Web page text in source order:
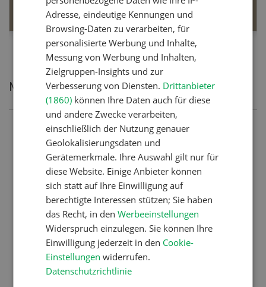
Meistgelesene Artikel
Nutztiere
Schweizer Kuhnamen: Liste
von A-Z
Betriebsführung
Ressourcen: Mit Fäusten
gegen die Alters-Sichtigkeit
Adresse, eindeutige Kennungen und
Browsing-Daten zu verarbeiten, für
personalisierte Werbung und Inhalte,
Messung von Werbung und Inhalten,
Zielgruppen-Insights und zur
Verbesserung von Diensten. Drittanbieter
(1860) können Ihre Daten auch für diese
und andere Zwecke verarbeiten,
einschließlich der Nutzung genauer
Geolokalisierungsdaten und
Gerätemerkmale. Ihre Auswahl gilt nur für
diese Website. Einige Anbieter können
sich statt auf Ihre Einwilligung auf
berechtigte Interessen stützen; Sie haben
das Recht, in denWerbeeinstellungen
Widerspruch einzulegen. Sie können Ihre
Einwilligung jederzeit in den Cookie-
Einstellungen widerrufen.
Datenschutzrichtlinie